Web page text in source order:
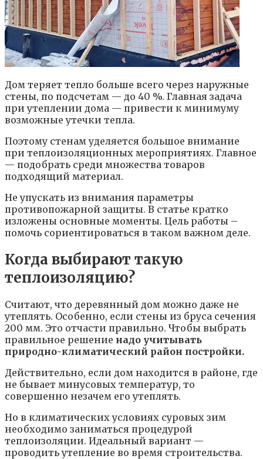
Дом теряет тепло больше всего через наружные
стены, по подсчетам — до 40 %. Главная задача
при утеплении дома — привести к минимуму
возможные утечки тепла.
Поэтому стенам уделяется большое внимание
при теплоизоляционных мероприятиях. Главное
— подобрать среди множества товаров
подходящий материал.
Не упускать из внимания параметры
противопожарной защиты. В статье кратко
изложены основные моменты. Цель работы –
помочь сориентироваться в таком важном деле.
Когда выбирают такую
теплоизоляцию?
Считают, что деревянный дом можно даже не
утеплять. Особенно, если стены из бруса сечения
200 мм. Это отчасти правильно. Чтобы выбрать
правильное решение надо учитывать
природно-климатический район постройки.
Действительно, если дом находится в районе, где
не бывает минусовых температур, то
совершенно незачем его утеплять.
Но в климатических условиях суровых зим
необходимо заниматься процедурой
теплоизоляции. Идеальный вариант —
проводить утепление во время строительства.